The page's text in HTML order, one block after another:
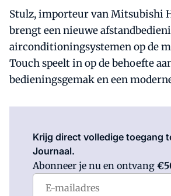
Stulz, importeur van Mitsubishi
brengt een nieuwe
airconditioningsystemen op de
Touch speelt in op de behoefte
bedieningsgemak en een
Krijg direct volledige toegang
Journaal.
Abonneer je nu en ontvang